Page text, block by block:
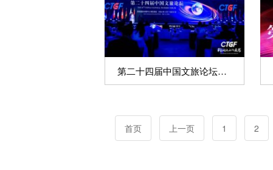
第二十四届中国文旅论坛鹏城隆重召开圆满闭幕
首页 上一页 1 2